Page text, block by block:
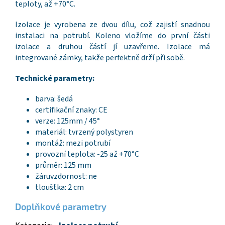
teploty, až +70°C.
Izolace je vyrobena ze dvou dílu, což zajistí snadnou
instalaci na potrubí. Koleno vložíme do první části
izolace a druhou částí jí uzavřeme. Izolace má
integrované zámky, takže perfektně drží při sobě.
Technické parametry:
barva: šedá
certifikační znaky: CE
verze: 125mm / 45°
materiál: tvrzený polystyren
montáž: mezi potrubí
provozní teplota: -25 až +70°C
průměr: 125 mm
žáruvzdornost: ne
tloušťka: 2 cm
Doplňkové parametry